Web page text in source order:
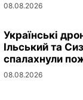
08.08.2026
Українські
Ільський та
спалахнули
08.08.2026